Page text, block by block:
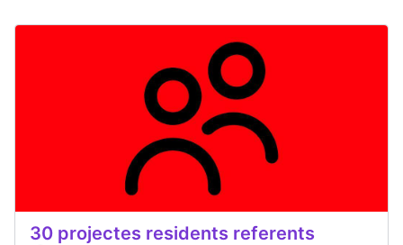
30 projectes residents referents